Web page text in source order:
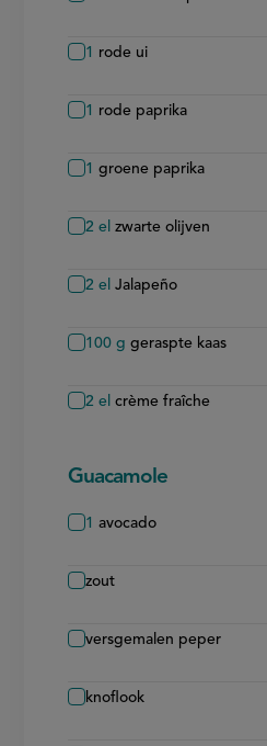
1 rode ui
1 rode paprika
1 groene paprika
2 el zwarte olijven
2 el Jalapeño
100 g geraspte kaas
2 el crème fraîche
Guacamole
1 avocado
zout
versgemalen peper
knoflook